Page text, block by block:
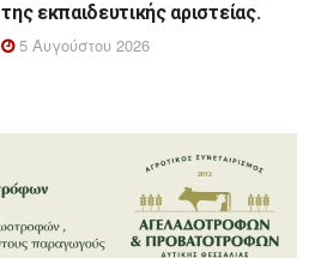
της εκπαιδευτικής αριστείας.
5 Αυγούστου 2026